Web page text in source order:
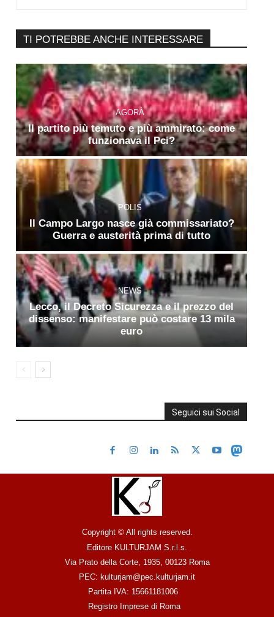
TI POTREBBE ANCHE INTERESSARE
AGORÀ
Il partito più temuto e più ammirato: come
funzionava il Pci?
POLIS
Il Campo Largo nasce già commissariato?
Guerra e austerità prima di tutto
NEWS
Lecco, il Decreto Sicurezza e il prezzo del
dissenso: manifestare può costare 13 mila
euro
Seguici sui Social
Copyright © All rights reserved.
Editore KULTURJAM S.r.l.s.
Via Prato della Corte, 1935, 00123 Roma
PEC: kulturjam@pec.kulturjam.it
Partita IVA: 15661181006
Registro Imprese di Roma